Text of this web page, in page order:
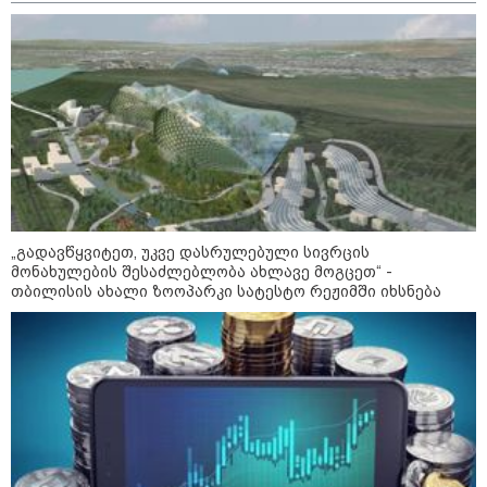
"სა­მარ­ცხვი­ნოა ეს ყვე­ლა­ფე­რი,
ყვე­ლა­ზე რბი­ლად რომ ვთქვა!" -
ნანკა კალატოზიშვილი გიორგი
ბარამიძის განცხადებას
ეხმაურება
"ეს ის ადგილია, საიდანაც
გუშინდელი ვიდეო ვირუსულად
გავრცელდა.... დანარჩენი თქვენ
განსაჯეთ, რამდენად
შესაძლებელია აქ ადამიანის
გადავარდნა" - რა კადრებს
აქვეყნებს კობა ახალაძე
მლეთიდან, სადაც 12 წლის წინ
გურამ დადიანიძე გაუჩინარდა?
„გადავწყვიტეთ, უკვე დასრულებული სივრცის
მონახულების შესაძლებლობა ახლავე მოგცეთ“ -
თბილისის ახალი ზოოპარკი სატესტო რეჟიმში იხსნება